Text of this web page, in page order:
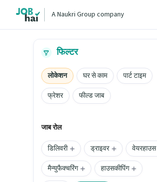
A Naukri Group company
फिल्टर
लोकेशन घर से काम
पार्ट टाइम
फ्रेशर
फील्ड जाब
जाब रोल
डिलिवरी ड्राइवर
वेयरहाउस
मैन्युफैक्चरिंग
हाउसकीपिंग